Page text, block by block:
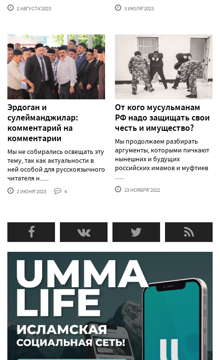
2 АВГУСТА'2023 3 ИЮЛЯ'2023
Эрдоган и
сулейманджилар:
комментарий на
комментарии
Мы не собирались освещать эту
тему, так как актуальности в
ней особой для русскоязычного
читателя н......
2 ИЮНЯ'2023 4
От кого мусульманам
РФ надо защищать свои
честь и имущество?
Мы продолжаем разбирать
аргументы, которыми пичкают
нынешних и будущих
российских имамов и муфтиев
......
23 НОЯБРЯ'2022